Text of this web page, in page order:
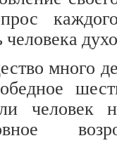
человека
много
человек